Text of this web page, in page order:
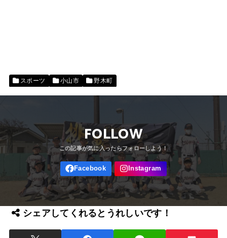
スポーツ 小山市 野木町
FOLLOW
シェアしてくれるとうれしいです！